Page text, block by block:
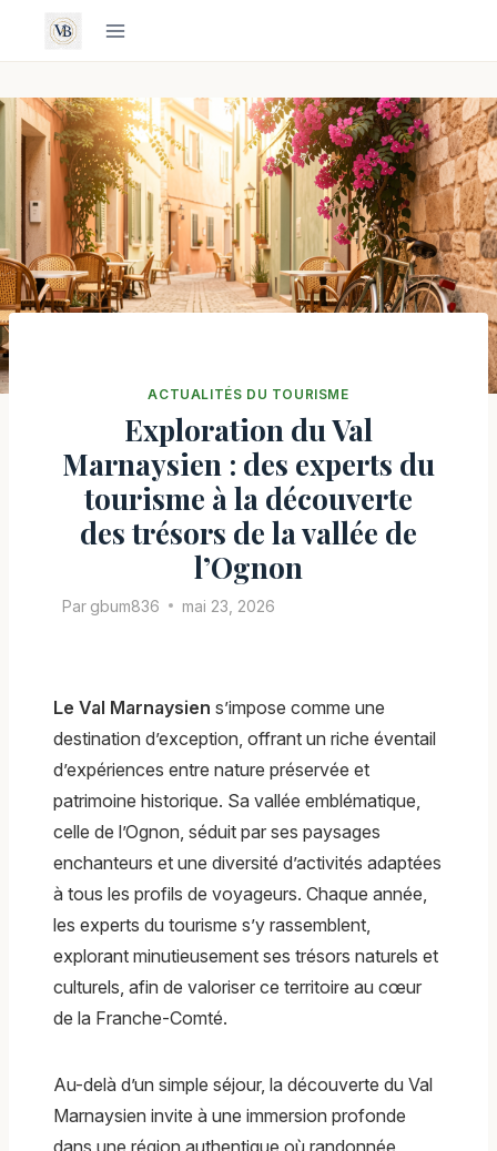
ACTUALITÉS DU TOURISME
Exploration du Val
Marnaysien : des experts du
tourisme à la découverte
des trésors de la vallée de
l’Ognon
Par gbum836 mai 23, 2026
Le Val Marnaysien s’impose comme une
destination d’exception, offrant un riche éventail
d’expériences entre nature préservée et
patrimoine historique. Sa vallée emblématique,
celle de l’Ognon, séduit par ses paysages
enchanteurs et une diversité d’activités adaptées
à tous les profils de voyageurs. Chaque année,
les experts du tourisme s’y rassemblent,
explorant minutieusement ses trésors naturels et
culturels, afin de valoriser ce territoire au cœur
de la Franche-Comté.
Au-delà d’un simple séjour, la découverte du Val
Marnaysien invite à une immersion profonde
dans une région authentique où randonnée,